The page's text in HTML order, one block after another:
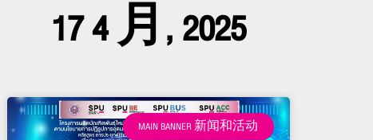
17 4 月, 2025
MAIN BANNER 新闻和活动